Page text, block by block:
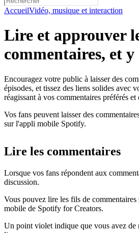
AccueilVidéo, musique et interaction
Lire et approuver
commentaires, et
Encouragez votre public à laisser des
épisodes, et tissez des liens solides avec
réagissant à vos commentaires préférés
Vos fans peuvent laisser des
sur l'appli mobile Spotify.
Lire les commentaires
Lorsque vos fans répondent aux
discussion.
Vous pouvez lire les fils de
mobile de Spotify for Creators.
Un point violet indique que vous avez de